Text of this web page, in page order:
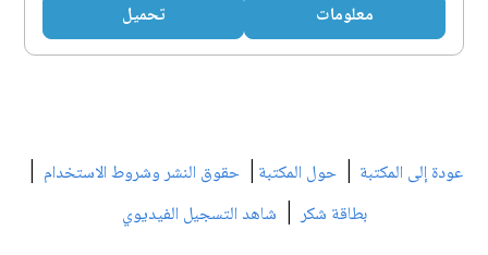
معلومات تحميل
عودة إلى المكتبة | حول المكتبة | حقوق النشر وشروط الاستخدام |
بطاقة شكر| شاهد التسجيل الفيديوي